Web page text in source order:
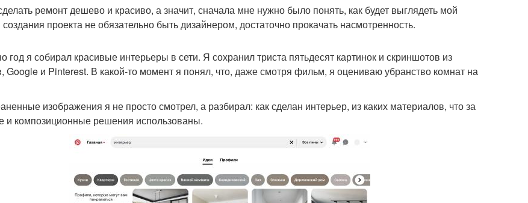
ремонт дешево и красиво, а значит, сначала мне нужно было понять, как будет выглядеть мой
проекта не обязательно быть дизайнером, достаточно прокачать насмотренность.
год я собирал красивые интерьеры в сети. Я сохранил триста пятьдесят картинок и скриншотов из
Google и Pinterest. В какой-то момент я понял, что, даже смотря фильм, я оцениваю убранство комнат на
изображения я не просто смотрел, а разбирал: как сделан интерьер, из каких материалов, что за
и композиционные решения использованы.